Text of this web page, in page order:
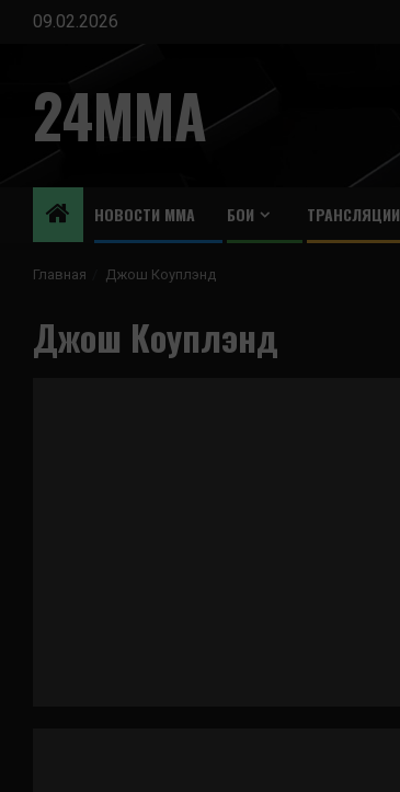
Перейти
содержимому
09.02.2026
24MMA
НОВОСТИ ММА БОИ ТРАНСЛЯЦИИ
Главная Джош Коуплэнд
Джош Коуплэнд